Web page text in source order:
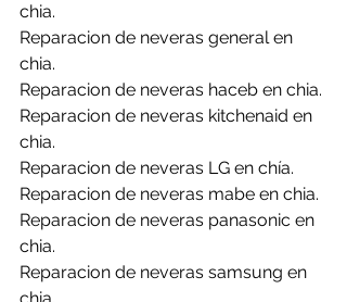
chia.
Reparacion de neveras general en
chia.
Reparacion de neveras haceb en chia.
Reparacion de neveras kitchenaid en
chia.
Reparacion de neveras LG en chía.
Reparacion de neveras mabe en chia.
Reparacion de neveras panasonic en
chia.
Reparacion de neveras samsung en